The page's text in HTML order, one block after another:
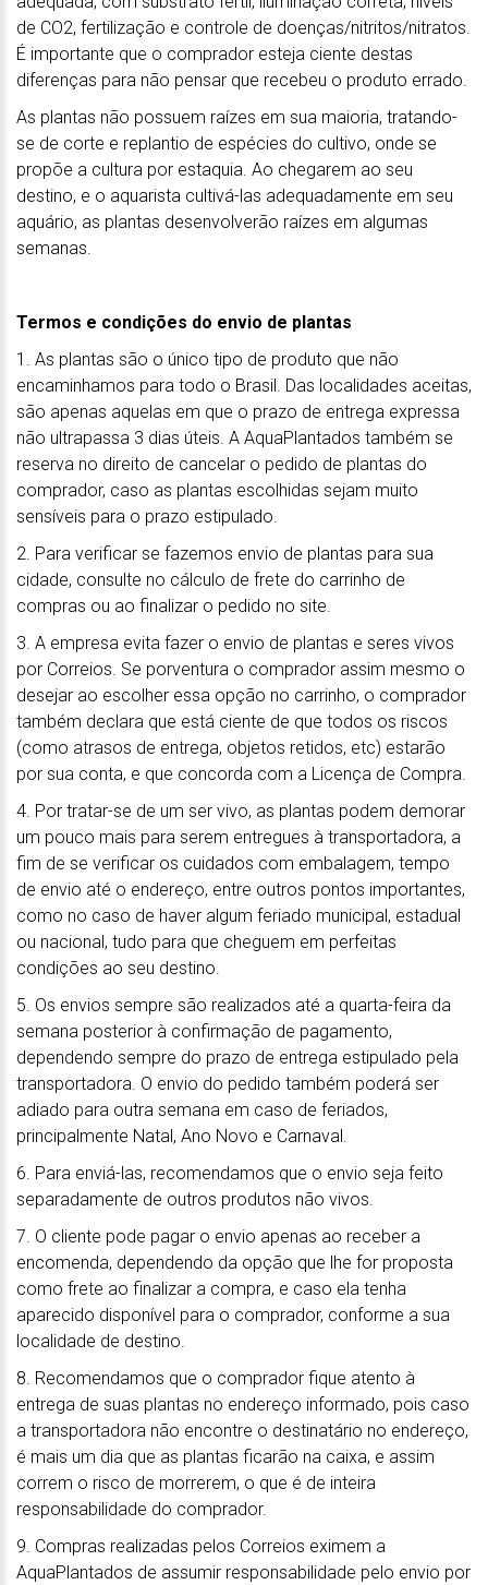
de CO2, fertilização e controle de doenças/nitritos/nitratos.
É importante que o comprador esteja ciente destas
diferenças para não pensar que recebeu o produto errado.
As plantas não possuem raízes em sua maioria, tratando-
se de corte e replantio de espécies do cultivo, onde se
propõe a cultura por estaquia. Ao chegarem ao seu
destino, e o aquarista cultivá-las adequadamente em seu
aquário, as plantas desenvolverão raízes em algumas
semanas.
Termos e condições do envio de plantas
1. As plantas são o único tipo de produto que não
encaminhamos para todo o Brasil. Das localidades aceitas,
são apenas aquelas em que o prazo de entrega expressa
não ultrapassa 3 dias úteis. A AquaPlantados também se
reserva no direito de cancelar o pedido de plantas do
comprador, caso as plantas escolhidas sejam muito
sensíveis para o prazo estipulado.
2. Para verificar se fazemos envio de plantas para sua
cidade, consulte no cálculo de frete do carrinho de
compras ou ao finalizar o pedido no site.
3. A empresa evita fazer o envio de plantas e seres vivos
por Correios. Se porventura o comprador assim mesmo o
desejar ao escolher essa opção no carrinho, o comprador
também declara que está ciente de que todos os riscos
(como atrasos de entrega, objetos retidos, etc) estarão
por sua conta, e que concorda com a Licença de Compra.
4. Por tratar-se de um ser vivo, as plantas podem demorar
um pouco mais para serem entregues à transportadora, a
fim de se verificar os cuidados com embalagem, tempo
de envio até o endereço, entre outros pontos importantes,
como no caso de haver algum feriado municipal, estadual
ou nacional, tudo para que cheguem em perfeitas
condições ao seu destino.
5. Os envios sempre são realizados até a quarta-feira da
semana posterior à confirmação de pagamento,
dependendo sempre do prazo de entrega estipulado pela
transportadora. O envio do pedido também poderá ser
adiado para outra semana em caso de feriados,
principalmente Natal, Ano Novo e Carnaval.
6. Para enviá-las, recomendamos que o envio seja feito
separadamente de outros produtos não vivos.
7. O cliente pode pagar o envio apenas ao receber a
encomenda, dependendo da opção que lhe for proposta
como frete ao finalizar a compra, e caso ela tenha
aparecido disponível para o comprador, conforme a sua
localidade de destino.
8. Recomendamos que o comprador fique atento à
entrega de suas plantas no endereço informado, pois caso
a transportadora não encontre o destinatário no endereço,
é mais um dia que as plantas ficarão na caixa, e assim
correm o risco de morrerem, o que é de inteira
responsabilidade do comprador.
9. Compras realizadas pelos Correios eximem a
AquaPlantados de assumir responsabilidade pelo envio por